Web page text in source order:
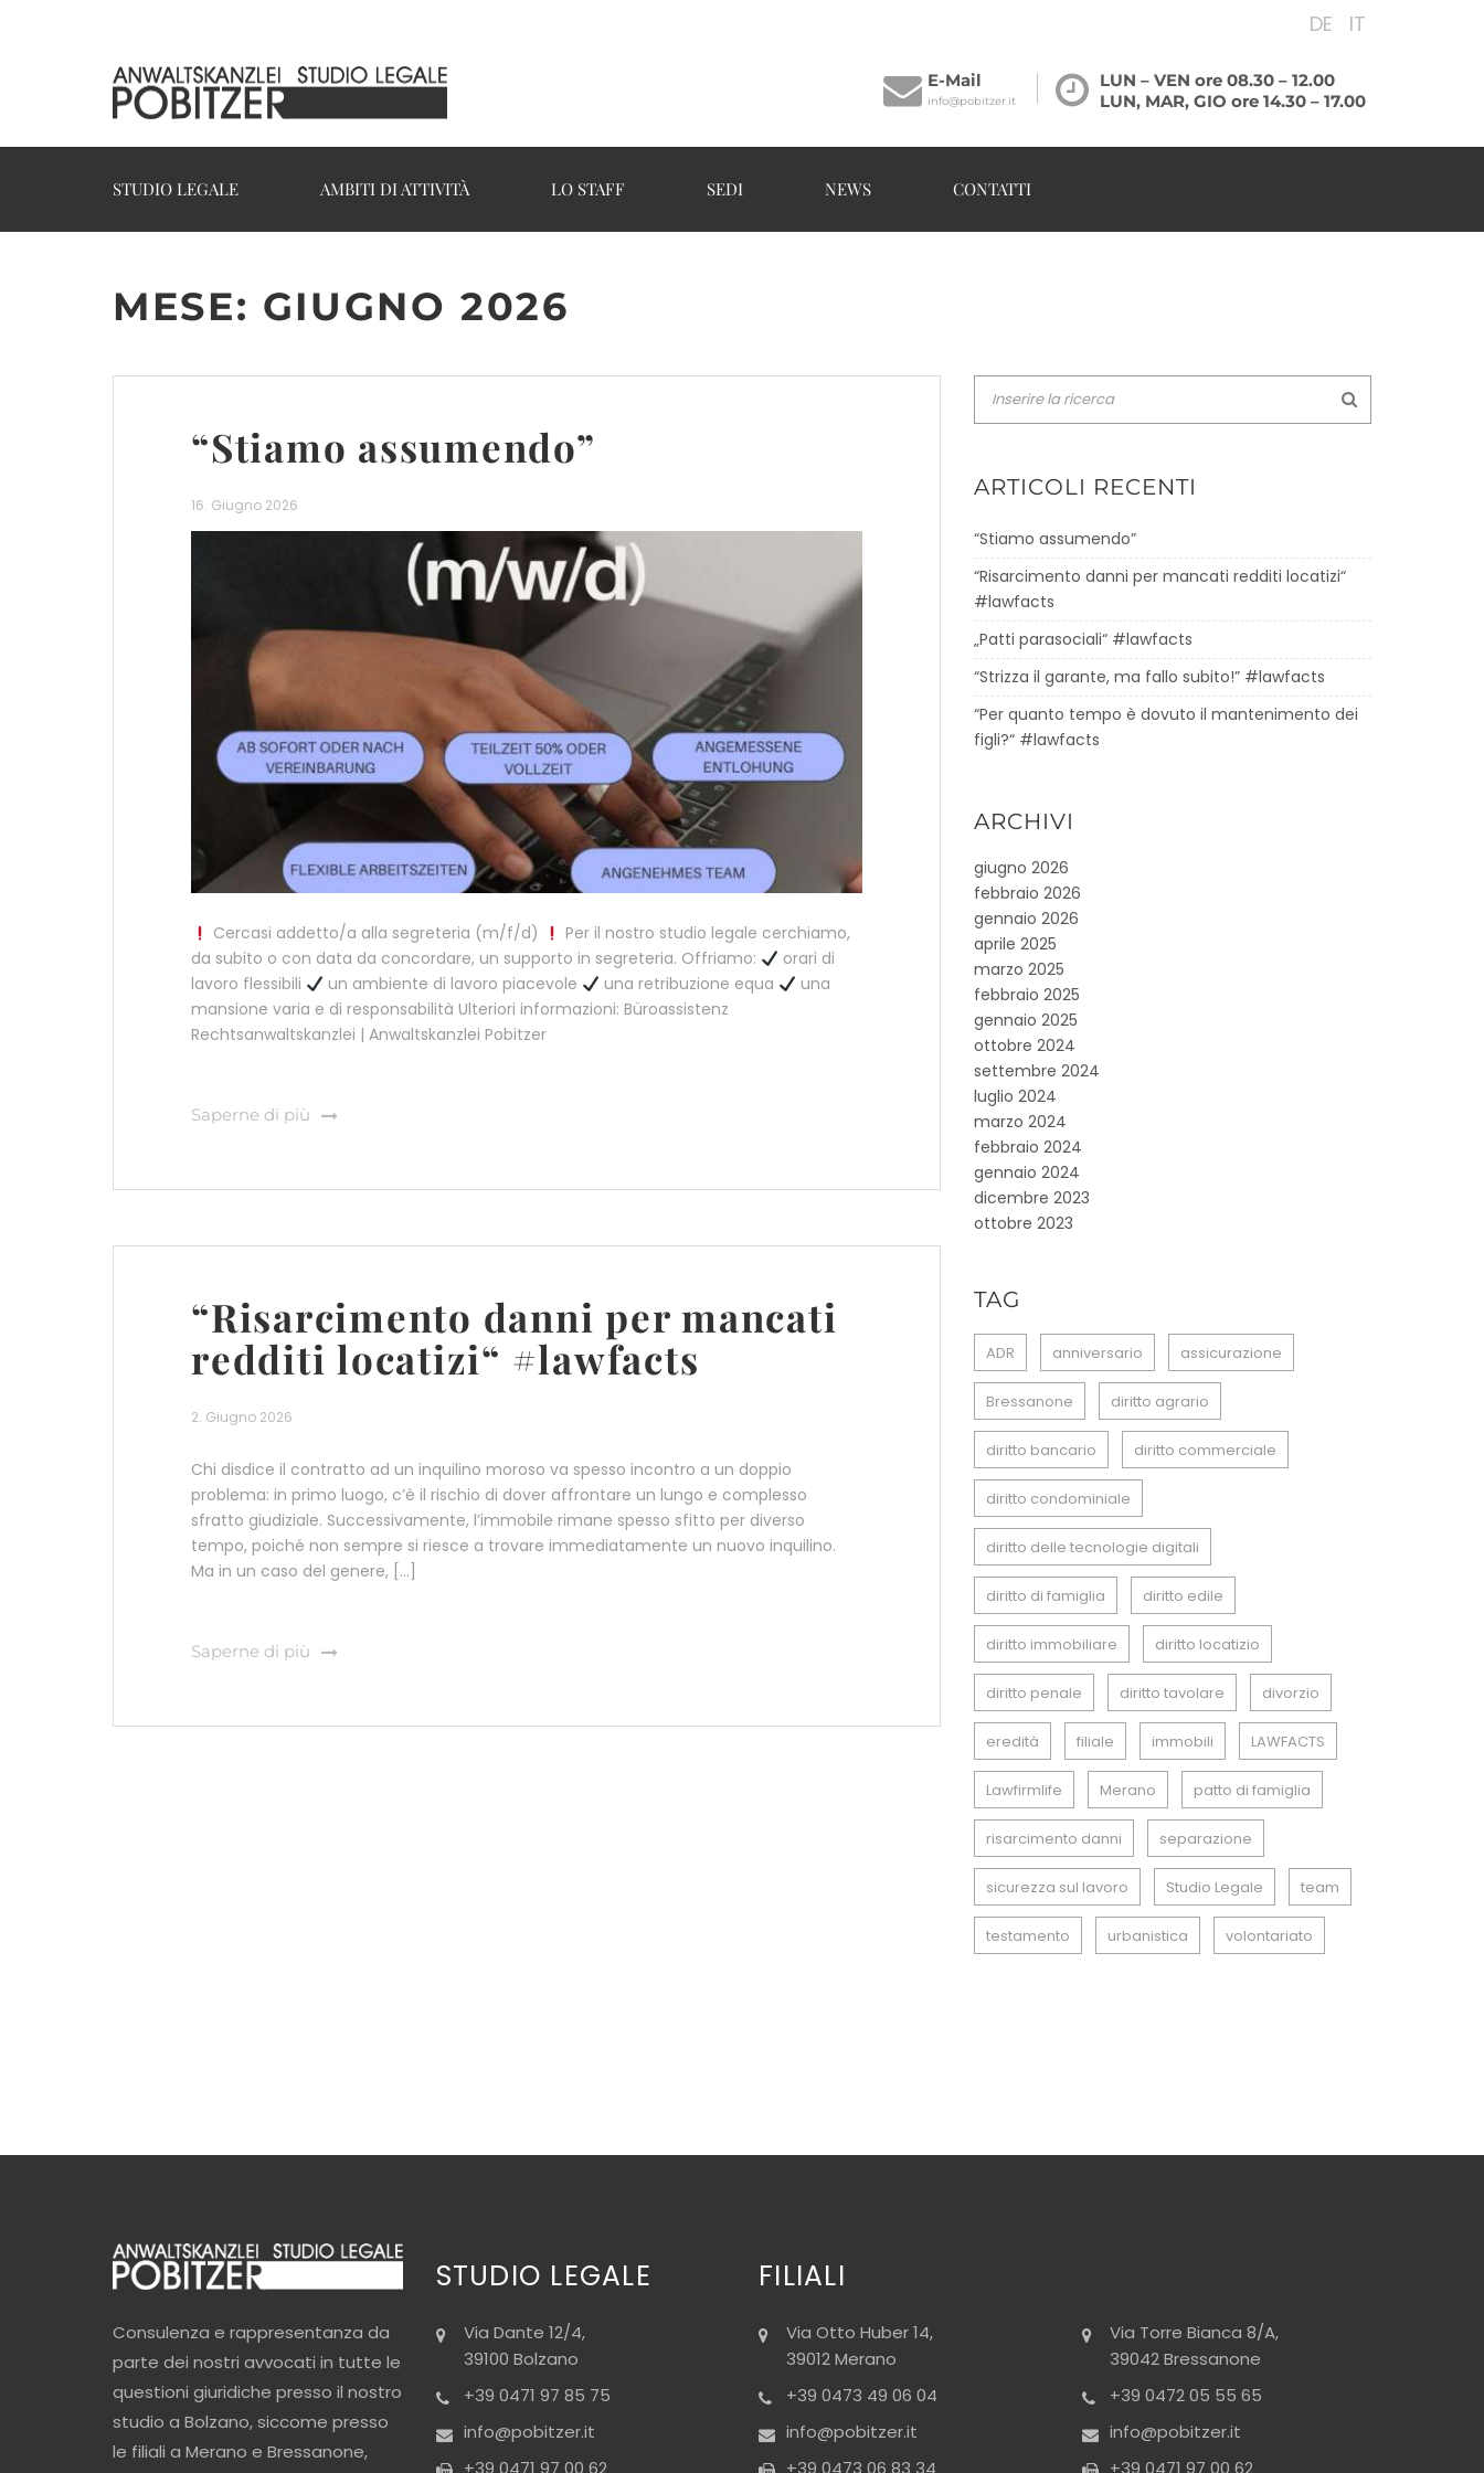
DE IT
E-Mail
info@pobitzer.it
LUN – VEN ore 08.30 – 12.00
LUN, MAR, GIO ore 14.30 – 17.00
STUDIO LEGALE AMBITI DI ATTIVITÀ LO STAFF SEDI NEWS CONTATTI
MESE: GIUGNO 2026
“Stiamo assumendo”
16. Giugno 2026
Cercasi addetto/a alla segreteria (m/f/d)
Per il nostro studio legale cerchiamo,
da subito o con data da concordare, un supporto in segreteria. Offriamo:
orari di
lavoro flessibili
un ambiente di lavoro piacevole una retribuzione equa
una
mansione varia e di responsabilità Ulteriori informazioni: Büroassistenz
Rechtsanwaltskanzlei | Anwaltskanzlei Pobitzer
Saperne di più
“Risarcimento danni per mancati
redditi locatizi“ #lawfacts
2. Giugno 2026
Chi disdice il contratto ad un inquilino moroso va spesso incontro a un doppio
problema: in primo luogo, c’è il rischio di dover affrontare un lungo e complesso
sfratto giudiziale. Successivamente, l’immobile rimane spesso sfitto per diverso
tempo, poiché non sempre si riesce a trovare immediatamente un nuovo inquilino.
Ma in un caso del genere, […]
Saperne di più
ARTICOLI RECENTI
“Stiamo assumendo”
“Risarcimento danni per mancati redditi locatizi“
#lawfacts
„Patti parasociali“ #lawfacts
“Strizza il garante, ma fallo subito!” #lawfacts
“Per quanto tempo è dovuto il mantenimento dei
figli?“ #lawfacts
ARCHIVI
giugno 2026
febbraio 2026
gennaio 2026
aprile 2025
marzo 2025
febbraio 2025
gennaio 2025
ottobre 2024
settembre 2024
luglio 2024
marzo 2024
febbraio 2024
gennaio 2024
dicembre 2023
ottobre 2023
TAG
ADR anniversario assicurazione
Bressanone diritto agrario
diritto bancario diritto commerciale
diritto condominiale
diritto delle tecnologie digitali
diritto di famiglia diritto edile
diritto immobiliare diritto locatizio
diritto penale diritto tavolare divorzio
eredità filiale immobili LAWFACTS
Lawfirmlife Merano patto di famiglia
risarcimento danni separazione
sicurezza sul lavoro Studio Legale team
testamento urbanistica volontariato
Consulenza e rappresentanza da
parte dei nostri avvocati in tutte le
questioni giuridiche presso il nostro
studio a Bolzano, siccome presso
le filiali a Merano e Bressanone,
STUDIO LEGALE
Via Dante 12/4,
39100 Bolzano
+39 0471 97 85 75
info@pobitzer.it
+39 0471 97 00 62
FILIALI
Via Otto Huber 14,
39012 Merano
+39 0473 49 06 04
info@pobitzer.it
+39 0473 06 83 34
Via Torre Bianca 8/A,
39042 Bressanone
+39 0472 05 55 65
info@pobitzer.it
+39 0471 97 00 62